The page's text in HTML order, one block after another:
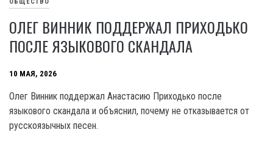
ОЛЕГ ВИННИК ПОДДЕРЖАЛ ПРИХОДЬКО
ПОСЛЕ ЯЗЫКОВОГО СКАНДАЛА
10 МАЯ, 2026
Олег Винник поддержал Анастасию Приходько после
языкового скандала и объяснил, почему не отказывается от
русскоязычных песен.